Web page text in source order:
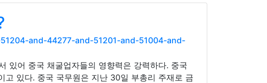
and-44277-and-51201-and-51004-and-
있어 중국 채굴업자들의 영향력은 강력하다. 중국
고 있다. 중국 국무원은 지난 30일 부총리 주재로 금